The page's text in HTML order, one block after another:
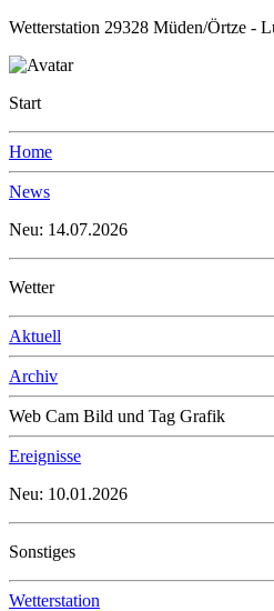
Wetterstation 29328 Müden/Örtze -
Start
Home
News
Neu: 14.07.2026
Wetter
Aktuell
Archiv
Web Cam Bild und Tag Grafik
Ereignisse
Neu: 10.01.2026
Sonstiges
Wetterstation